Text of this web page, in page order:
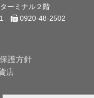
ーミナル２階
0920-48-2502
護方針
店